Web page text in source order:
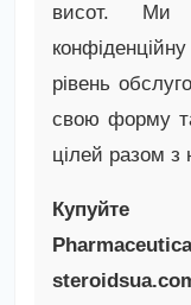
висот. Ми
рівень
свою форму
цілей разом з
Купуйте